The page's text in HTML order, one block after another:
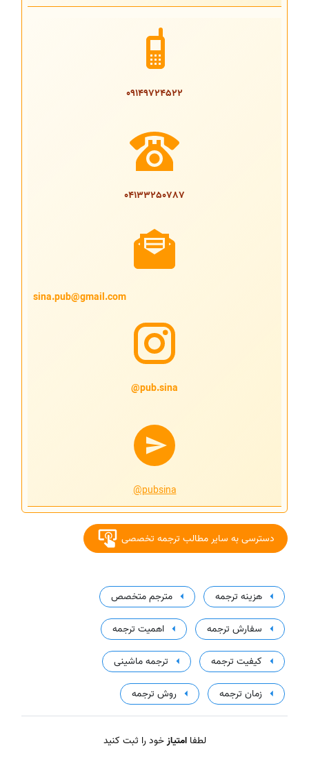
09149724522
04133250787
sina.pub@gmail.com
pub.sina@
@pubsina
دسترسی به سایر مطالب ترجمه تخصصی
هزینه ترجمه مترجم متخصص
سفارش ترجمه اهمیت ترجمه
کیفیت ترجمه ترجمه ماشینی
زمان ترجمه روش ترجمه
لطفاامتیازخود را ثبت کنید